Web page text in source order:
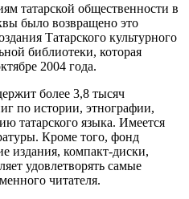
татарской общественности в
было возвращено это
Татарского культурного
библиотеки, которая
2004 года.
более 3,8 тысяч
по истории, этнографии,
татарского языка. Имеется
Кроме того, фонд
издания, компакт-диски,
удовлетворять самые
читателя.